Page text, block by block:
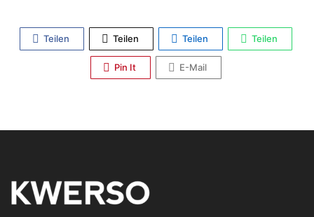
Teilen Teilen Teilen Teilen
Pin It E-Mail